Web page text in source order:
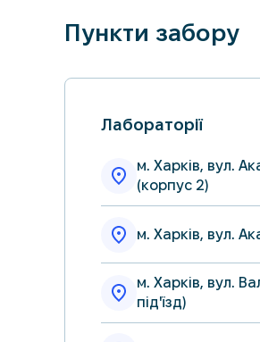
Пункти забору
Лабораторії
м. Харків, вул.
(корпус 2)
м. Харків, вул.
м. Харків, вул.
під'їзд)